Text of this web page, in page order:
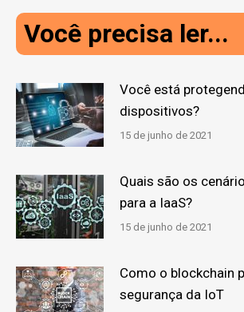
Você precisa ler...
Você está
dispositivos?
15 de junho de 2021
Quais são os
para a IaaS?
15 de junho de 2021
Como o blockchain
segurança da IoT